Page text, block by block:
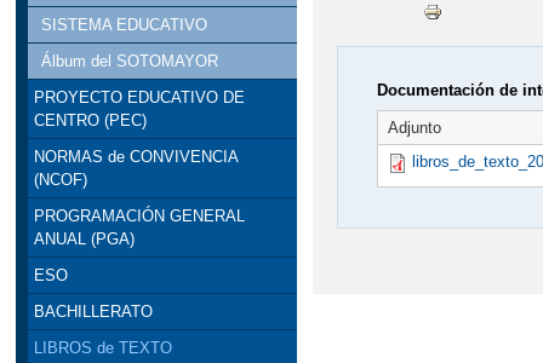
SISTEMA EDUCATIVO
Álbum del SOTOMAYOR
PROYECTO EDUCATIVO DE
CENTRO (PEC)
NORMAS de CONVIVENCIA
(NCOF)
PROGRAMACIÓN GENERAL
ANUAL (PGA)
ESO
BACHILLERATO
LIBROS de TEXTO
Documentación de
Adjunto